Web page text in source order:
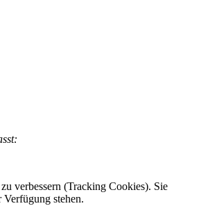
verbessern (Tracking Cookies). Sie
stehen.